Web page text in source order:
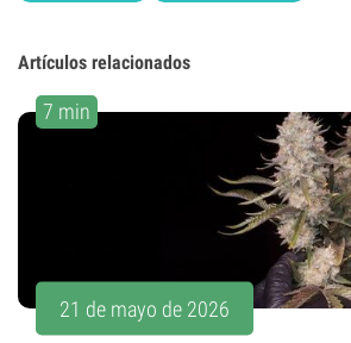
Artículos relacionados
7 min
21 de mayo de 2026